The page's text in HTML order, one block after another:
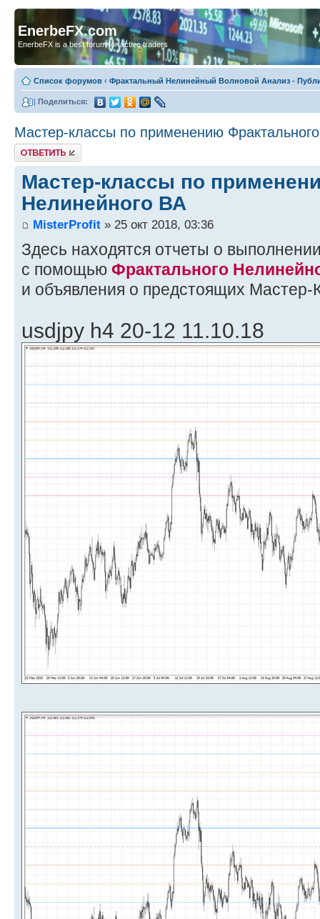
EnerbeFX.com
EnerbeFX is a best forum for active traders
Список форумов ‹ Фрактальный Нелинейный Волновой Анализ -
| Поделиться:
Мастер-классы по применению
Ответить
Мастер-классы по
Нелинейного ВА
MisterProfit » 25 окт 2018, 03:36
Здесь находятся отчеты о
с помощью Фрактального
и объявления о предстоящих
usdjpy h4 20-12 11.10.18